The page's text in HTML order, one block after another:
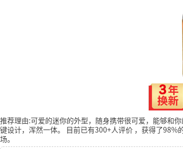
推荐理由:可爱的迷你的外型，随身携带很可爱，能够和
键设计，浑然一体。
目前已有300+人评价 ，获得了98%
场。